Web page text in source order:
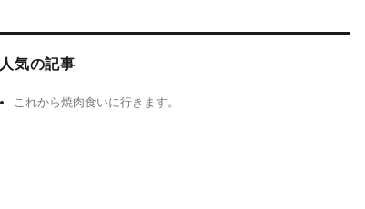
人気の記事
これから焼肉食いに行きます。